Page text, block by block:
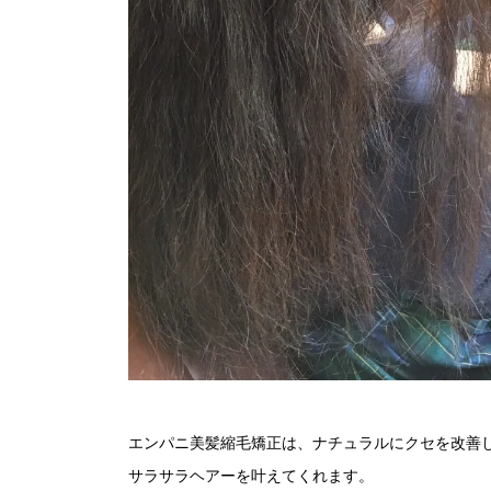
エンパニ美髪縮毛矯正は、ナチュラルにクセを改善
サラサラヘアーを叶えてくれます。